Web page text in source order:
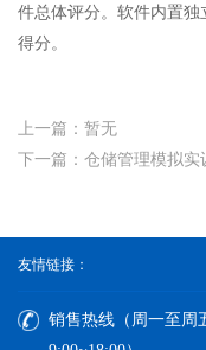
件总体评分。软件内置
得分。
上一篇：暂无
下一篇：仓储管理模拟实
友情链接：
销售热线（周一至周